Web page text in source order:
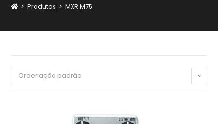
> Produtos > MXR M75
Ordenação padrão